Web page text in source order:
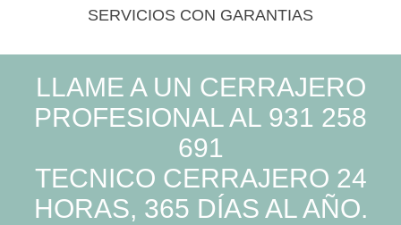
SERVICIOS CON GARANTIAS
LLAME A UN CERRAJERO
PROFESIONAL AL 931 258
691
TECNICO CERRAJERO 24
HORAS, 365 DÍAS AL AÑO.